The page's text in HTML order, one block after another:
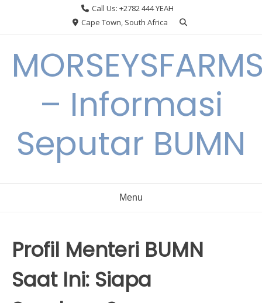
Call Us: +2782 444 YEAH
Cape Town, South Africa
– Informasi
Seputar BUMN
Menu
Profil Menteri BUMN
Saat Ini: Siapa